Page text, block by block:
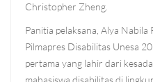
Christopher Zheng.
Panitia pelaksana, Alya
Pilmapres Disabilitas Unesa
pertama yang lahir dari